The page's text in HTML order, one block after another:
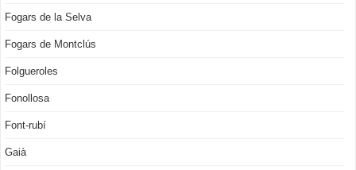
Fogars de la Selva
Fogars de Montclús
Folgueroles
Fonollosa
Font-rubí
Gaià